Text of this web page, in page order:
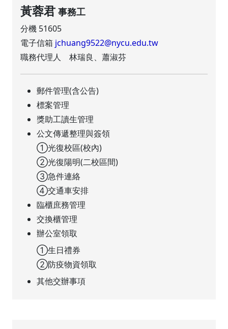
黃蓉君 事務工
分機 51605
電子信箱 jchuang9522@nycu.edu.tw
職務代理人 林瑞良、蕭淑芬
郵件管理(含公告)
標案管理
獎助工讀生管理
公文傳遞整理與簽領
①光復校區(校內)
②光復陽明(二校區間)
③急件連絡
④交通車安排
臨櫃庶務管理
交換櫃管理
辦公室領取
①生日禮券
②防疫物資領取
其他交辦事項